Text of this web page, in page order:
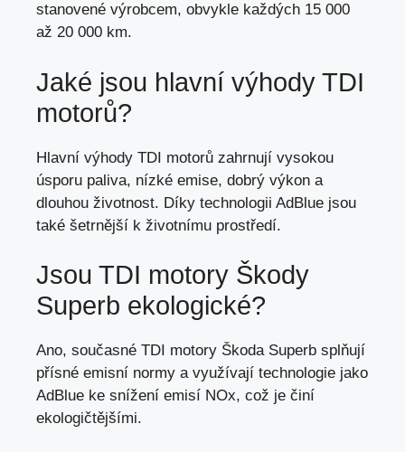
stanovené výrobcem, obvykle každých 15 000
až 20 000 km.
Jaké jsou hlavní výhody TDI
motorů?
Hlavní výhody TDI motorů zahrnují vysokou
úsporu paliva, nízké emise, dobrý výkon a
dlouhou životnost. Díky technologii AdBlue jsou
také šetrnější k životnímu prostředí.
Jsou TDI motory Škody
Superb ekologické?
Ano, současné TDI motory Škoda Superb splňují
přísné emisní normy a využívají technologie jako
AdBlue ke snížení emisí NOx, což je činí
ekologičtějšími.